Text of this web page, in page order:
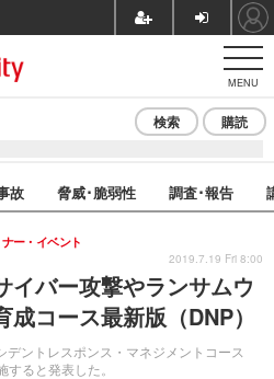
MENU
検索 購読
故 脅威･脆弱性 調査･報告
イバー攻撃やランサムウ
コース最新版（DNP）
ントレスポンス・マネジメントコース
すると発表した。
ー・イベント
2019.7.19 Fri 8:00